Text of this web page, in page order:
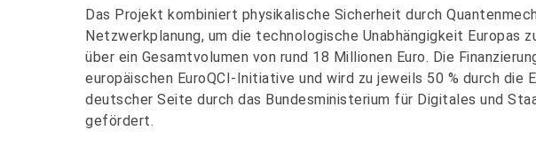
Das Projekt kombiniert physikalische Sicherheit durch
Netzwerkplanung, um die technologische Unabhängigkeit Europas
über ein Gesamtvolumen von rund 18 Millionen Euro. Die
europäischen EuroQCI-Initiative und wird zu jeweils 50 % durch die
deutscher Seite durch das Bundesministerium für Digitales und
gefördert.